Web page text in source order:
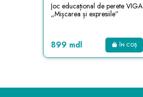
Joc educațional de perete VIGA
„Mișcarea și expresiile”
899 mdl ÎN COȘ